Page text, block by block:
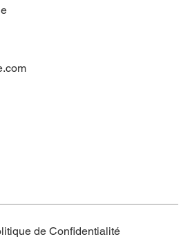
de Confidentialité